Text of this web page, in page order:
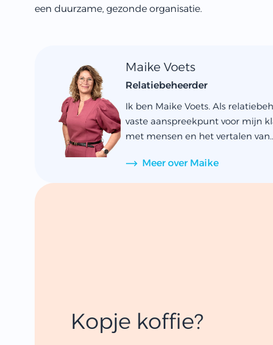
een duurzame, gezonde organisatie.
Maike Voets
Relatiebeheerder
Ik ben Maike Voets. Als
vaste aanspreekpunt voor mijn
met mensen en het vertalen
Meer over Maike
Kopje koffie?